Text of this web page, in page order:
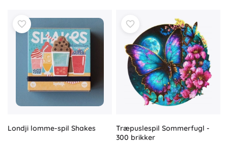
Londji lomme-spil Shakes
Træpuslespil Sommerfugl -
300 brikker